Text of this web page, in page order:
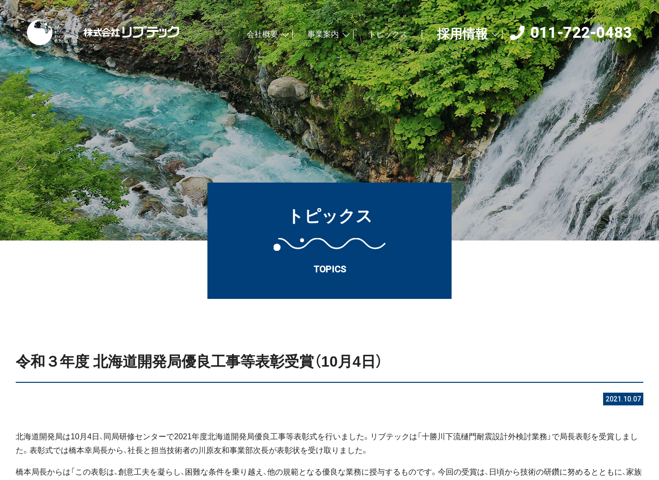
会社概要 事業案内 トピックス 採用情報 011-722-0483
トピックス
TOPICS
令和３年度 北海道開発局優良工事等表彰受賞（10月4日）
2021.10.07
北海道開発局は10月4日、同局研修センターで2021年度北海道開発局優良工事等表彰式を行いました。リブテックは「十勝川下流樋門耐震設計外検討業務」で局長表彰を受賞しまし
た。表彰式では橋本幸局長から、社長と担当技術者の川原友和事業部次長が表彰状を受け取りました。
橋本局長からは「この表彰は、創意工夫を凝らし、困難な条件を乗り越え、他の規範となる優良な業務に授与するものです。今回の受賞は、日頃から技術の研鑽に努めるとともに、家族